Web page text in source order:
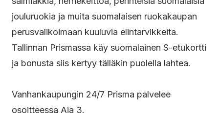
jouluruokia ja muita suomalaisen ruokakaupan
perusvalikoimaan kuuluvia elintarvikkeita.
Tallinnan Prismassa käy suomalainen S-etukortti
ja bonusta siis kertyy tälläkin puolella lahtea.
Vanhankaupungin 24/7 Prisma palvelee
osoitteessa Aia 3.